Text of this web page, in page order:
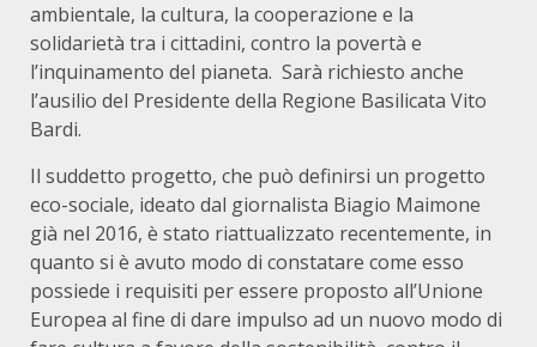
ambientale, la cultura, la cooperazione e la
solidarietà tra i cittadini, contro la povertà e
l’inquinamento del pianeta. Sarà richiesto anche
l’ausilio del Presidente della Regione Basilicata Vito
Bardi.
Il suddetto progetto, che può definirsi un progetto
eco-sociale, ideato dal giornalista Biagio Maimone
già nel 2016, è stato riattualizzato recentemente, in
quanto si è avuto modo di constatare come esso
possiede i requisiti per essere proposto all’Unione
Europea al fine di dare impulso ad un nuovo modo di